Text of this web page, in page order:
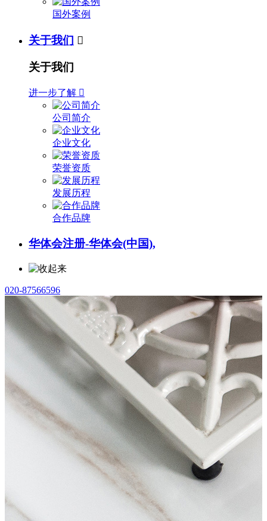
国外案例
关于我们 
关于我们
进一步了解 
公司简介
企业文化
荣誉资质
发展历程
合作品牌
华体会注册-华体会(中国),
020-87566596